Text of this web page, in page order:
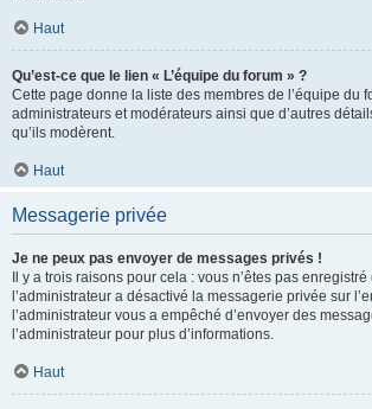
Haut
Qu’est-ce que le lien « L’équipe du forum » ?
Cette page donne la liste des membres de l’équipe du
administrateurs et modérateurs ainsi que d’autres
qu’ils modèrent.
Haut
Messagerie privée
Je ne peux pas envoyer de messages privés !
Il y a trois raisons pour cela : vous n’êtes pas enregistré
l’administrateur a désactivé la messagerie privée sur
l’administrateur vous a empêché d’envoyer des
l’administrateur pour plus d’informations.
Haut